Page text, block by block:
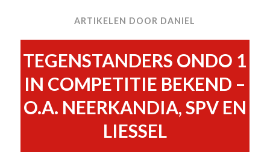
ARTIKELEN DOOR DANIEL
TEGENSTANDERS ONDO 1
IN COMPETITIE BEKEND –
O.A. NEERKANDIA, SPV EN
LIESSEL